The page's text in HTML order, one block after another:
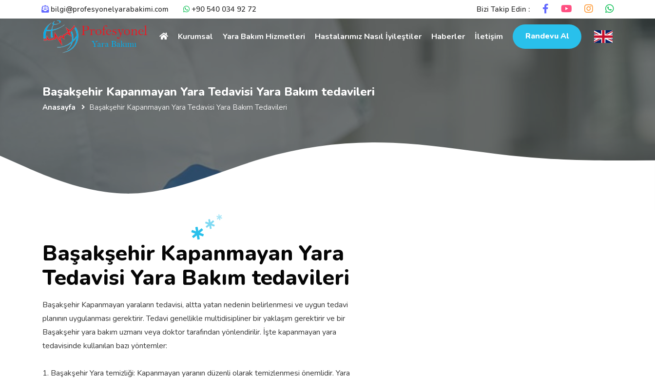
bilgi@profesyonelyarabakimi.com +90 540 034 92 72 Bizi Takip Edin :
Kurumsal Yara Bakım Hizmetleri Hastalarımız Nasıl İyileştiler Haberler İletişim Randevu Al
Başakşehir Kapanmayan Yara Tedavisi Yara Bakım tedavileri
Anasayfa Başakşehir Kapanmayan Yara Tedavisi Yara Bakım Tedavileri
Başakşehir Kapanmayan Yara
Tedavisi Yara Bakım tedavileri
Başakşehir Kapanmayan yaraların tedavisi, altta yatan nedenin belirlenmesi ve uygun tedavi
planının uygulanması gerektirir. Tedavi genellikle multidisipliner bir yaklaşım gerektirir ve bir
Başakşehir yara bakım uzmanı veya doktor tarafından yönlendirilir. İşte kapanmayan yara
tedavisinde kullanılan bazı yöntemler:
1. Başakşehir Yara temizliği: Kapanmayan yaranın düzenli olarak temizlenmesi önemlidir. Yara